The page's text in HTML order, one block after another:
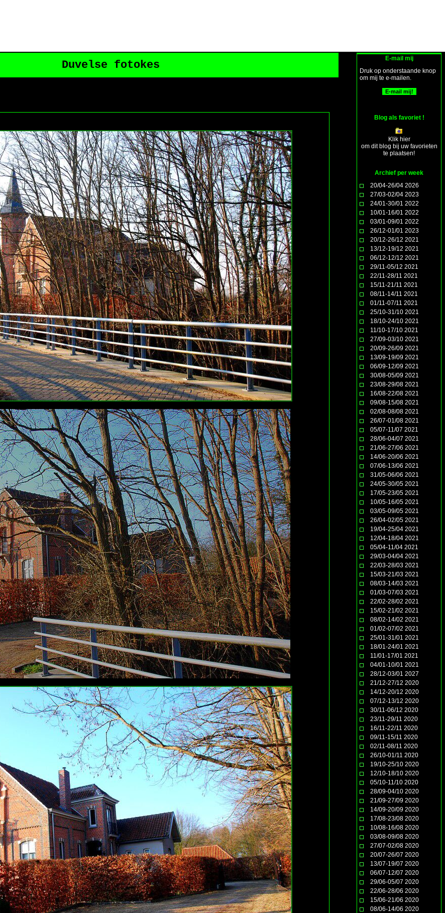
Duvelse fotokes
E-mail mij
Druk op onderstaande knop
om mij te e-mailen.
Blog als favoriet !
Klik hier
om dit blog bij uw favorieten
te plaatsen!
Archief per week
20/04-26/04 2026
27/03-02/04 2023
24/01-30/01 2022
10/01-16/01 2022
03/01-09/01 2022
26/12-01/01 2023
20/12-26/12 2021
13/12-19/12 2021
06/12-12/12 2021
29/11-05/12 2021
22/11-28/11 2021
15/11-21/11 2021
08/11-14/11 2021
01/11-07/11 2021
25/10-31/10 2021
18/10-24/10 2021
11/10-17/10 2021
27/09-03/10 2021
20/09-26/09 2021
13/09-19/09 2021
06/09-12/09 2021
30/08-05/09 2021
23/08-29/08 2021
16/08-22/08 2021
09/08-15/08 2021
02/08-08/08 2021
26/07-01/08 2021
05/07-11/07 2021
28/06-04/07 2021
21/06-27/06 2021
14/06-20/06 2021
07/06-13/06 2021
31/05-06/06 2021
24/05-30/05 2021
17/05-23/05 2021
10/05-16/05 2021
03/05-09/05 2021
26/04-02/05 2021
19/04-25/04 2021
12/04-18/04 2021
05/04-11/04 2021
29/03-04/04 2021
22/03-28/03 2021
15/03-21/03 2021
08/03-14/03 2021
01/03-07/03 2021
22/02-28/02 2021
15/02-21/02 2021
08/02-14/02 2021
01/02-07/02 2021
25/01-31/01 2021
18/01-24/01 2021
11/01-17/01 2021
04/01-10/01 2021
28/12-03/01 2027
21/12-27/12 2020
14/12-20/12 2020
07/12-13/12 2020
30/11-06/12 2020
23/11-29/11 2020
16/11-22/11 2020
09/11-15/11 2020
02/11-08/11 2020
26/10-01/11 2020
19/10-25/10 2020
12/10-18/10 2020
05/10-11/10 2020
28/09-04/10 2020
21/09-27/09 2020
14/09-20/09 2020
17/08-23/08 2020
10/08-16/08 2020
03/08-09/08 2020
27/07-02/08 2020
20/07-26/07 2020
13/07-19/07 2020
06/07-12/07 2020
29/06-05/07 2020
22/06-28/06 2020
15/06-21/06 2020
08/06-14/06 2020